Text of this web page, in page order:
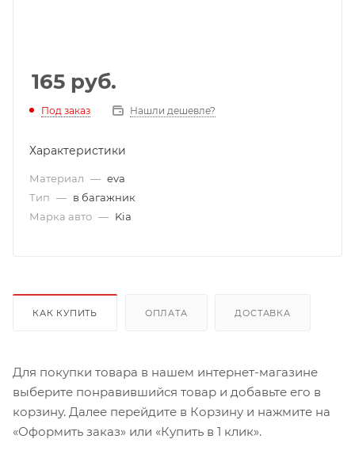
165 руб.
Под заказ Нашли дешевле?
Характеристики
Материал — eva
Тип — в багажник
Марка авто — Kia
КАК КУПИТЬ ОПЛАТА ДОСТАВКА
Для покупки товара в нашем интернет-магазине
выберите понравившийся товар и добавьте его в
корзину. Далее перейдите в Корзину и нажмите на
«Оформить заказ» или «Купить в 1 клик».